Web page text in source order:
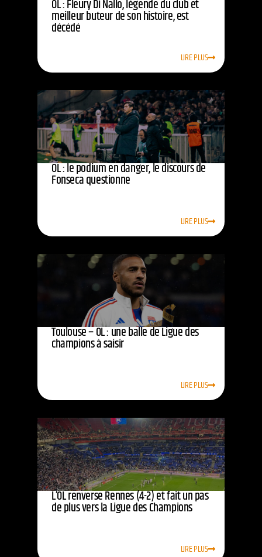
OL : Fleury Di Nallo, légende du club et
meilleur buteur de son histoire, est
décédé
LIRE PLUS
OL : le podium en danger, le discours de
Fonseca questionne
LIRE PLUS
Toulouse – OL : une balle de Ligue des
champions à saisir
LIRE PLUS
L’OL renverse Rennes (4-2) et fait un pas
de plus vers la Ligue des Champions
LIRE PLUS